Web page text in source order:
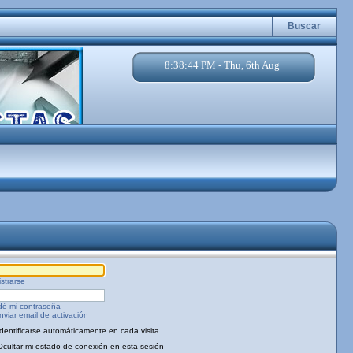
Buscar
8:38:44 PM - Thu, 6th Aug
mi contraseña
email de activación
automáticamente en cada visita
mi estado de conexión en esta sesión